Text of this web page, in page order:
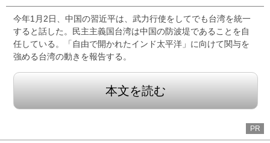
今年1月2日、中国の習近平は、武力行使をしてでも台湾を統一
すると話した。民主主義国台湾は中国の防波堤であることを自
任している。「自由で開かれたインド太平洋」に向けて関与を
強める台湾の動きを報告する。
本文を読む
PR